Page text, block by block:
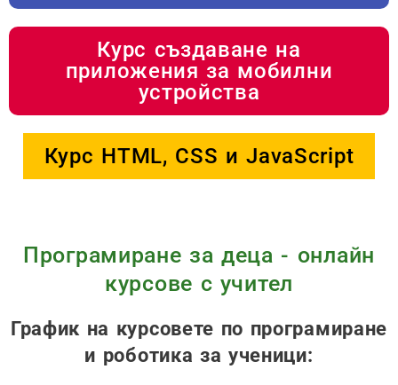
Курс създаване на
приложения за мобилни
устройства
Курс HTML, CSS и JavaScript
Програмиране за деца - онлайн
курсове с учител
График на курсовете по програмиране
и роботика за ученици: